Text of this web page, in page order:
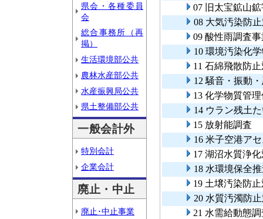
県会・各種委員
会
総合事務所（再
掲）
生活環境部公共
農林水産部公共
水産振興局公共
県土整備部公共
一般会計外
特別会計
企業会計
廃止・中止
廃止･中止事業
07 旧太宝鉱山
08 大気汚染防
09 酸性雨調査
10 環境汚染化
11 石綿飛散防
12 騒音・振動
13 化学物質管
14 ウラン残土
15 放射能調査
16 米子空港ア
17 湖沼水質浄
18 水環境保全
19 土壌汚染防
20 水質汚濁防
21 水需給動態